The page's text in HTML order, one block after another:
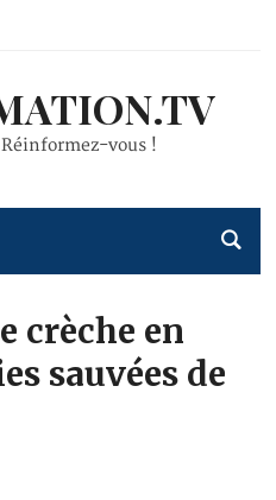
vous !
crèche en
sauvées de